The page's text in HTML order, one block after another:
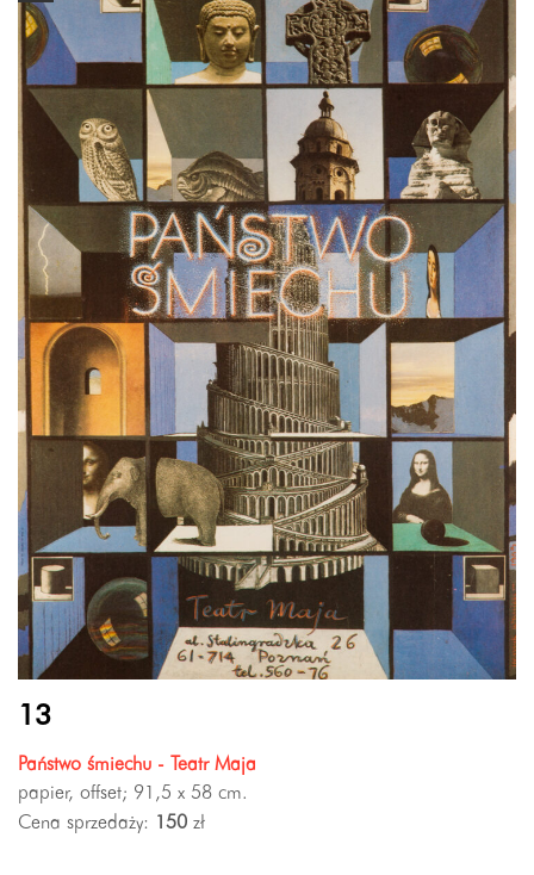
13
Państwo śmiechu - Teatr Maja
papier, offset; 91,5 x 58 cm.
Cena sprzedaży: 150 zł